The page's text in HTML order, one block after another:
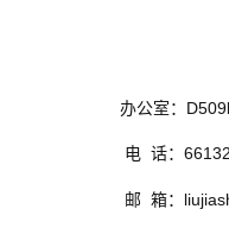
办公室：
电 话：
邮 箱：